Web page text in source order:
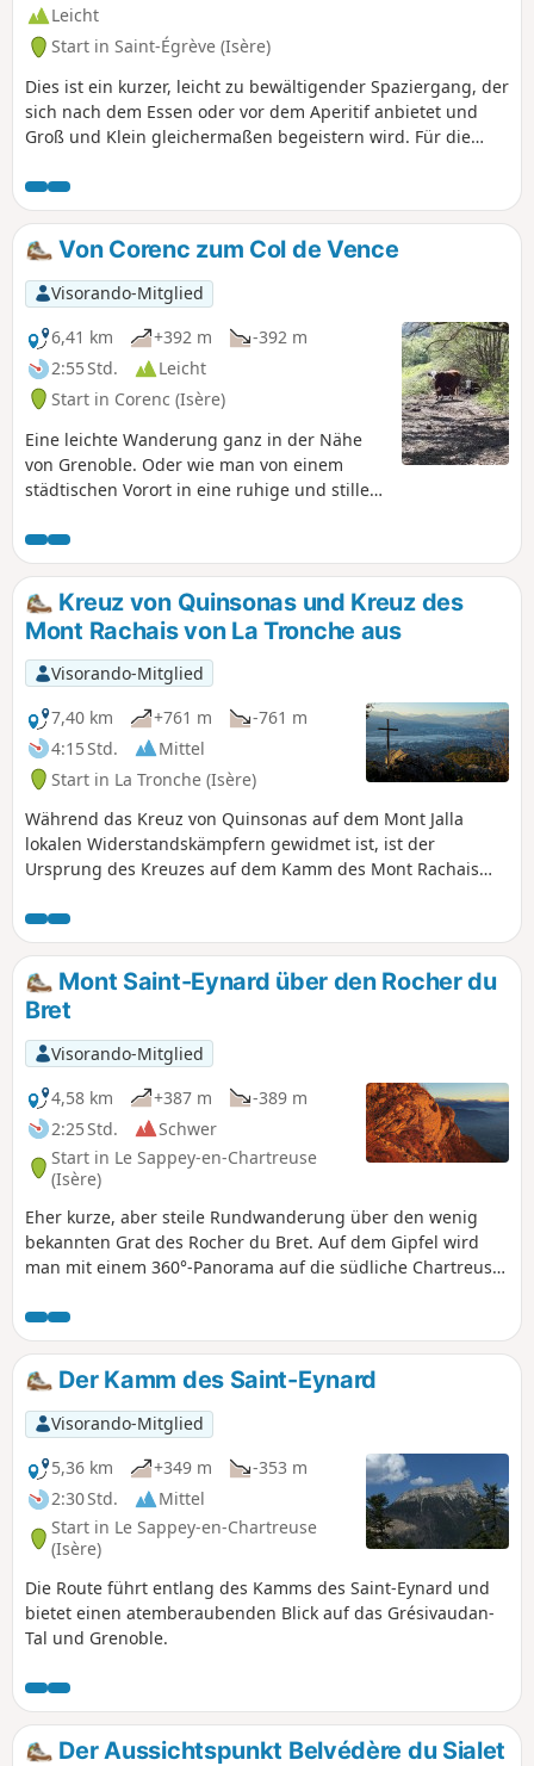
Leicht
Start in Saint-Égrève (Isère)
Dies ist ein kurzer, leicht zu bewältigender Spaziergang, der
sich nach dem Essen oder vor dem Aperitif anbietet und
Groß und Klein gleichermaßen begeistern wird. Für die
Spaziergang, während die Kleinen Steine in den Vence
werfen oder ein paar Steine hüpfen lassen können.
Von Corenc zum Col de Vence
Visorando-Mitglied
6,41 km
+392 m
-392 m
2:55 Std.
Leicht
Start in Corenc (Isère)
Eine leichte Wanderung ganz in der Nähe
von Grenoble. Oder wie man von einem
städtischen Vorort in eine ruhige und stille
nah an einer Stadt niemals hätte vorstellen
können.
Kreuz von Quinsonas und Kreuz des
Mont Rachais von La Tronche aus
Visorando-Mitglied
7,40 km
+761 m
-761 m
4:15 Std.
Mittel
Start in La Tronche (Isère)
Während das Kreuz von Quinsonas auf dem Mont Jalla
lokalen Widerstandskämpfern gewidmet ist, ist der
Ursprung des Kreuzes auf dem Kamm des Mont Rachais
Aussichtspunkte auf den weitläufigen Ballungsraum von
Grenoble, der von den Gebirgszügen Belledonne, Taillefer,
Matheysine und Vercors umgeben ist.
Mont Saint-Eynard über den Rocher du
Bret
Visorando-Mitglied
4,58 km
+387 m
-389 m
2:25 Std.
Schwer
Start in Le Sappey-en-Chartreuse
(Isère)
Eher kurze, aber steile Rundwanderung über den wenig
bekannten Grat des Rocher du Bret. Auf dem Gipfel wird
man mit einem 360°-Panorama auf die südliche Chartreuse,
belohnt. Der Rückweg führt über die Batteries du Saint-
Eynard und bietet noch einige schöne Ausblicke.
Der Kamm des Saint-Eynard
Visorando-Mitglied
5,36 km
+349 m
-353 m
2:30 Std.
Mittel
Start in Le Sappey-en-Chartreuse
(Isère)
Die Route führt entlang des Kamms des Saint-Eynard und
bietet einen atemberaubenden Blick auf das Grésivaudan-
Tal und Grenoble.
Der Aussichtspunkt Belvédère du Sialet